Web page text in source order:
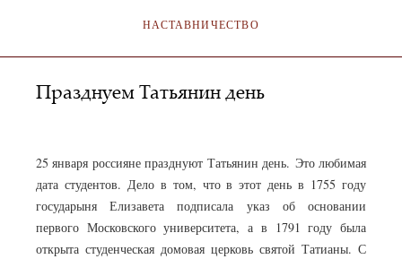
НАСТАВНИЧЕСТВО
Празднуем Татьянин день
25 января россияне празднуют Татьянин день. Это любимая
дата студентов. Дело в том, что в этот день в 1755 году
государыня Елизавета подписала указ об основании
первого Московского университета, а в 1791 году была
открыта студенческая домовая церковь святой Татианы. С